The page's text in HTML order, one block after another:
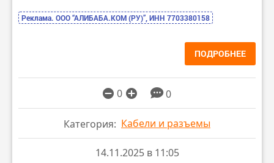
Реклама. ООО “АЛИБАБА.КОМ (РУ)”, ИНН 7703380158
ПОДРОБНЕЕ
0 0
Категория: Кабели и разъемы
14.11.2025 в 11:05